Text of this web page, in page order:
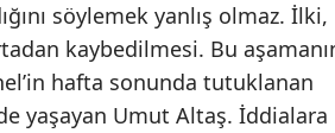
söylemek yanlış olmaz. İlki,
kaybedilmesi. Bu
hafta sonunda tutuklanan
yaşayan Umut Altaş. İddialara